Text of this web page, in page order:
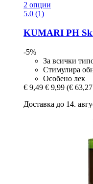
2 опции
5.0 (1)
KUMARI PH
-5%
За всички
Стимулира
Особено лек
€ 9,49 € 9,99 (€
Доставка до 14.